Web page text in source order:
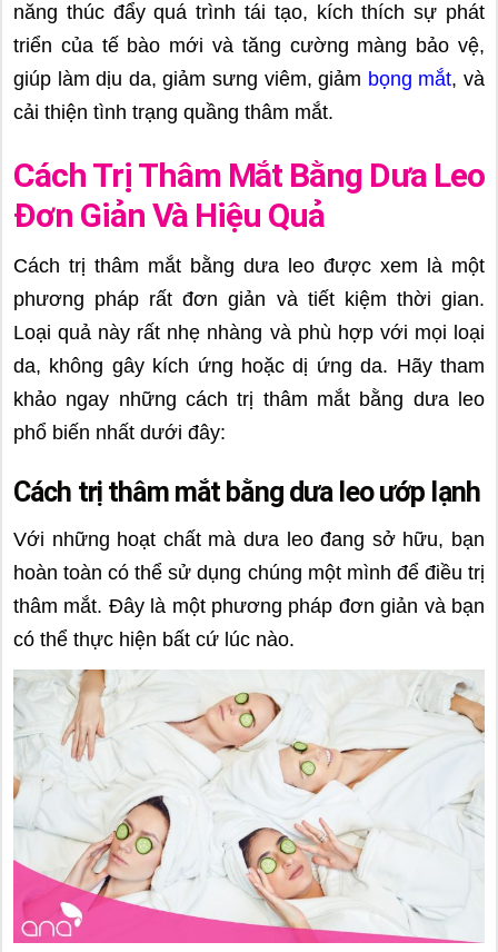
năng thúc đẩy quá trình tái tạo, kích thích sự phát
triển của tế bào mới và tăng cường màng bảo vệ,
giúp làm dịu da, giảm sưng viêm, giảm bọng mắt, và
cải thiện tình trạng quầng thâm mắt.
Cách Trị Thâm Mắt Bằng Dưa Leo
Đơn Giản Và Hiệu Quả
Cách trị thâm mắt bằng dưa leo được xem là một
phương pháp rất đơn giản và tiết kiệm thời gian.
Loại quả này rất nhẹ nhàng và phù hợp với mọi loại
da, không gây kích ứng hoặc dị ứng da. Hãy tham
khảo ngay những cách trị thâm mắt bằng dưa leo
phổ biến nhất dưới đây:
Cách trị thâm mắt bằng dưa leo ướp lạnh
Với những hoạt chất mà dưa leo đang sở hữu, bạn
hoàn toàn có thể sử dụng chúng một mình để điều trị
thâm mắt. Đây là một phương pháp đơn giản và bạn
có thể thực hiện bất cứ lúc nào.